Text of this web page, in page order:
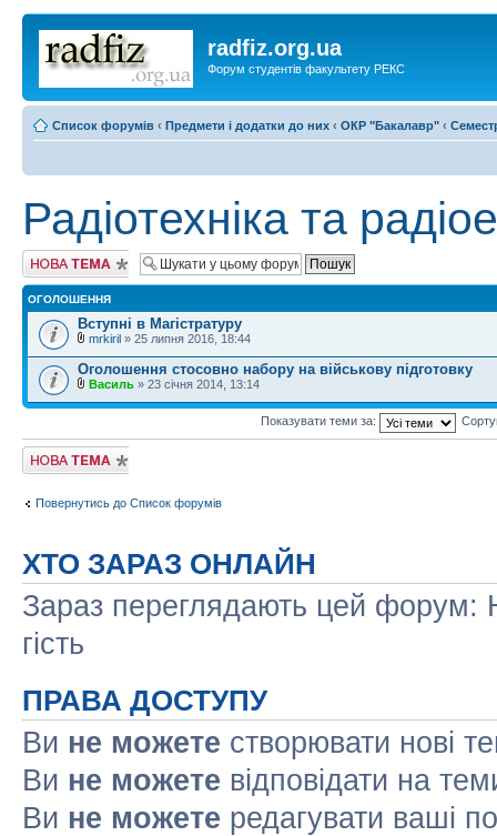
radfiz.org.ua
Форум студентів факультету РЕКС
Список форумів ‹ Предмети і додатки до них ‹ ОКР "Бакалавр" ‹
Радіотехніка та
Створити нову
тему
ОГОЛОШЕННЯ
Вступні в Магістратуру
mrkiril » 25 липня 2016, 18:44
Оголошення стосовно набору на військову підготовку
Василь » 23 січня 2014, 13:14
Показувати теми за:
Створити нову
тему
Повернутись до Список форумів
ХТО ЗАРАЗ ОНЛАЙН
Зараз переглядають цей форум:
гість
ПРАВА ДОСТУПУ
Ви не можете створювати нові
Ви не можете відповідати на
Ви не можете редагувати ваші